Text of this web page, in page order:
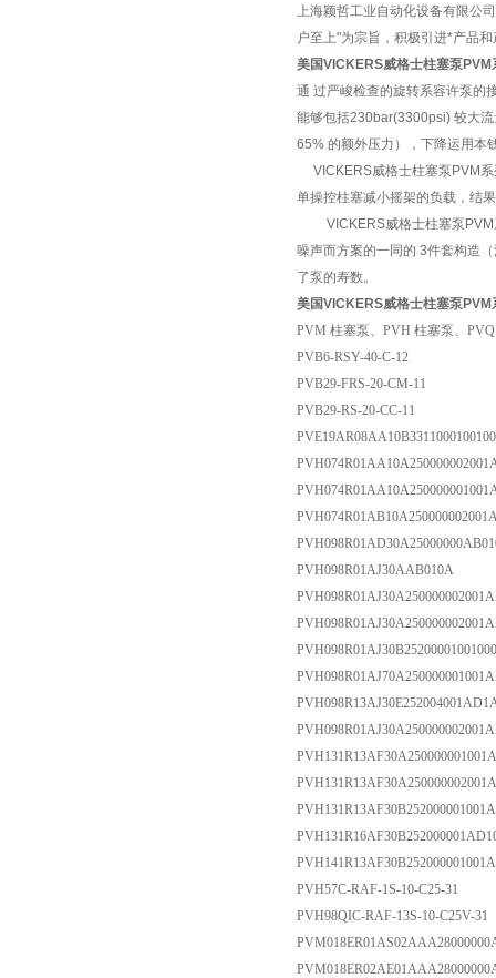
上海颖哲工业自动化设备有限公
户至上"为宗旨，积极引进*产品
美国VICKERS威格士柱塞泵PVM
通 过严峻检查的旋转系容许泵的
能够包括230bar(3300psi) 较大
65% 的额外压力），下降运用本
VICKERS威格士柱塞泵PVM
单操控柱塞减小摇架的负载，结
VICKERS威格士柱塞泵PVM
噪声而方案的一同的 3件套构造
了泵的寿数。
美国VICKERS威格士柱塞泵PVM
PVM 柱塞泵、PVH 柱塞泵、
PVB6-RSY-40-C-12
PVB29-FRS-20-CM-11
PVB29-RS-20-CC-11
PVH098R01AJ30AAB010A
PVH57C-RAF-1S-10-C25-31
PVH98QIC-RAF-13S-10-C25V-31